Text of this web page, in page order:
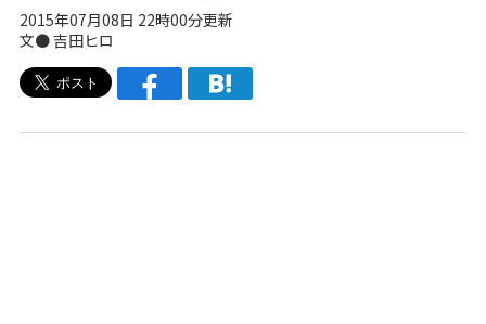
2015年07月08日 22時00分更新
文●吉田ヒロ